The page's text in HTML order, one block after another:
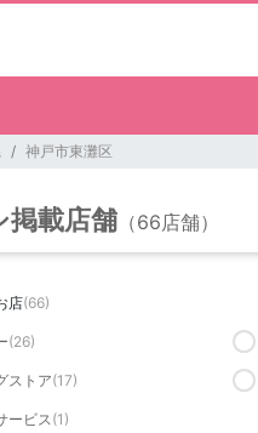
神戸市東灘区
掲載店舗 （66店舗）
店(66)
(26)
ストア(17)
ービス(1)